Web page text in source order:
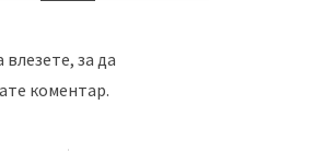
влезете, за да
коментар.